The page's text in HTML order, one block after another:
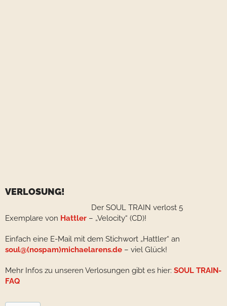
VERLOSUNG!
Der SOUL TRAIN verlost 5
Exemplare von Hattler – „Velocity“ (CD)!
Einfach eine E-Mail mit dem Stichwort „Hattler“ an
soul@(nospam)michaelarens.de – viel Glück!
Mehr Infos zu unseren Verlosungen gibt es hier: SOUL TRAIN-
FAQ